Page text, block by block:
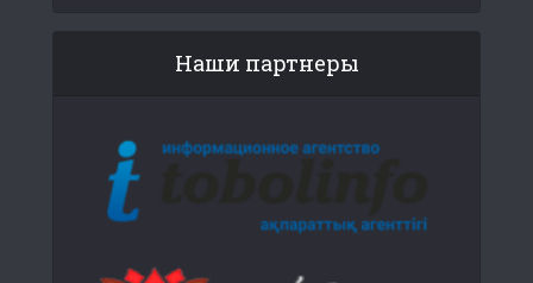
Наши партнеры